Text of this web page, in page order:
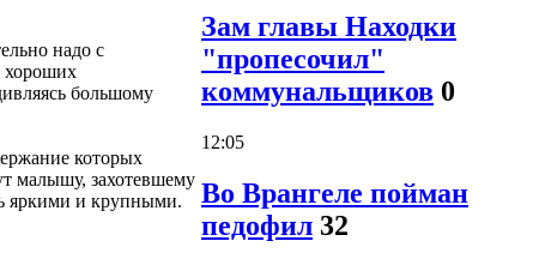
надо с
хороших
большому
которых
малышу, захотевшему
яркими и крупными.
Зам главы Находки
"пропесочил"
коммунальщиков 0
12:05
Во Врангеле пойман
педофил 32